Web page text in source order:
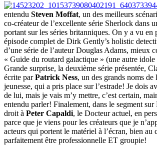
entendu Steven Moffat, un des meilleurs
co-créateur de l’excellente série Sherlock dans
portant sur les séries britanniques. On y a vu en
épisode complet de Dirk Gently’s holistic
d’une série de l’auteur Douglas Adams, mieux
« Guide du routard galactique » (une autre
Grande surprise, la deuxième série présentée,
écrite parPatrick Ness, un des grands noms de
jeunesse, qui a pris place sur l’estrade! Je dois
de lui, mais je vais m’y mettre, c’est certain,
entendu parler! Finalement, dans le segment
droit à Peter Capaldi, le Docteur actuel, en
parce que je viens pour les créateurs que je
acteurs qui portent le matériel à l’écran, bien au
parfaitement être professionnelle ET groupie!